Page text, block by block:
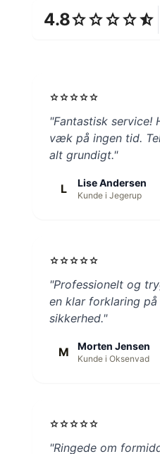
4.8starstarstarstarstar_half
starstarstarstarstar
"Fantastisk service!
væk på ingen tid.
alt grundigt."
L Lise Andersen
Kunde i Jegerup
starstarstarstarstar
"Professionelt og
en klar forklaring
sikkerhed."
M Morten Jensen
Kunde i Oksenvad
starstarstarstarstar
"Ringede om